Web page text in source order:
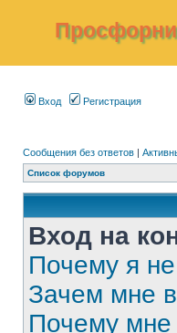
Вход Регистрация
Сообщения без ответов |
Список форумов
Вход на
Почему я
Зачем мне
Почему мне